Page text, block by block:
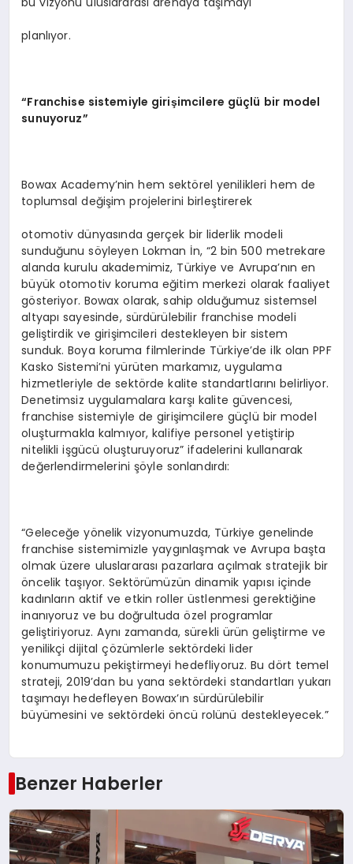
planlıyor.
“Franchise sistemiyle girişimcilere güçlü bir model
sunuyoruz”
Bowax Academy’nin hem sektörel yenilikleri hem de
toplumsal değişim projelerini birleştirerek
otomotiv dünyasında gerçek bir liderlik modeli
sunduğunu söyleyen Lokman İn, “2 bin 500 metrekare
alanda kurulu akademimiz, Türkiye ve Avrupa’nın en
büyük otomotiv koruma eğitim merkezi olarak faaliyet
gösteriyor. Bowax olarak, sahip olduğumuz sistemsel
altyapı sayesinde, sürdürülebilir franchise modeli
geliştirdik ve girişimcileri destekleyen bir sistem
sunduk. Boya koruma filmlerinde Türkiye’de ilk olan PPF
Kasko Sistemi’ni yürüten markamız, uygulama
hizmetleriyle de sektörde kalite standartlarını belirliyor.
Denetimsiz uygulamalara karşı kalite güvencesi,
franchise sistemiyle de girişimcilere güçlü bir model
oluşturmakla kalmıyor, kalifiye personel yetiştirip
nitelikli işgücü oluşturuyoruz” ifadelerini kullanarak
değerlendirmelerini şöyle sonlandırdı:
“Geleceğe yönelik vizyonumuzda, Türkiye genelinde
franchise sistemimizle yaygınlaşmak ve Avrupa başta
olmak üzere uluslararası pazarlara açılmak stratejik bir
öncelik taşıyor. Sektörümüzün dinamik yapısı içinde
kadınların aktif ve etkin roller üstlenmesi gerektiğine
inanıyoruz ve bu doğrultuda özel programlar
geliştiriyoruz. Aynı zamanda, sürekli ürün geliştirme ve
yenilikçi dijital çözümlerle sektördeki lider
konumumuzu pekiştirmeyi hedefliyoruz. Bu dört temel
strateji, 2019’dan bu yana sektördeki standartları yukarı
taşımayı hedefleyen Bowax’ın sürdürülebilir
büyümesini ve sektördeki öncü rolünü destekleyecek.”
Benzer Haberler